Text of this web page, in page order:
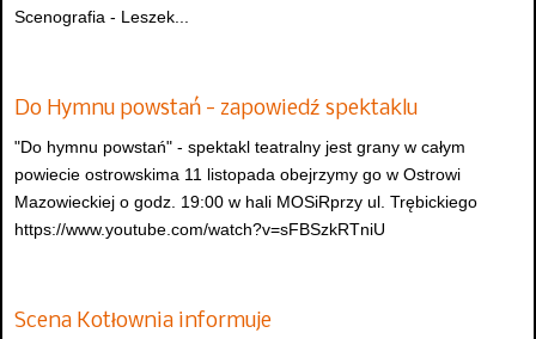
Scenografia - Leszek...
Do Hymnu powstań - zapowiedź spektaklu
"Do hymnu powstań" - spektakl teatralny jest grany w całym
powiecie ostrowskima 11 listopada obejrzymy go w Ostrowi
Mazowieckiej o godz. 19:00 w hali MOSiRprzy ul. Trębickiego
https://www.youtube.com/watch?v=sFBSzkRTniU
Scena Kotłownia informuje